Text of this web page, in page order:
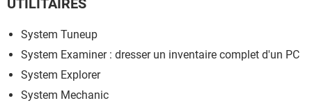
UTILITAIRES
System Tuneup
System Examiner : dresser un inventaire complet d'un PC
System Explorer
System Mechanic